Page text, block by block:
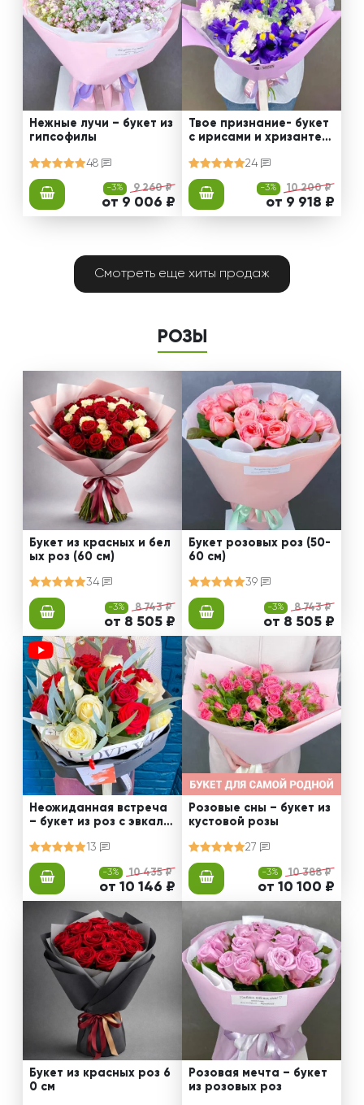
Нежные лучи – букет из
гипсофилы
48
-3% 9 260 ₽
от 9 006 ₽
Твое признание- букет
с ирисами и хризантем
24
-3% 10 200 ₽
от 9 918 ₽
Смотреть еще хиты продаж
РОЗЫ
Букет из красных и бел
ых роз (60 см)
34
-3% 8 743 ₽
от 8 505 ₽
Букет розовых роз (50-
60 см)
39
-3% 8 743 ₽
от 8 505 ₽
Неожиданная встреча
– букет из роз с эвкали
13
-3% 10 435 ₽
от 10 146 ₽
Розовые сны – букет из
кустовой розы
27
-3% 10 388 ₽
от 10 100 ₽
Букет из красных роз 6
0 см
Розовая мечта – букет
из розовых роз